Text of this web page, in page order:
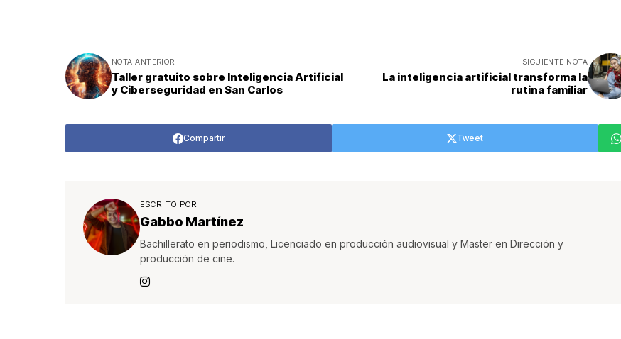
NOTA ANTERIOR
Taller gratuito sobre Inteligencia Artificial
y Ciberseguridad en San Carlos
SIGUIENTE NOTA
La inteligencia artificial transforma la
rutina familiar
Compartir Tweet
ESCRITO POR
Gabbo Martínez
Bachillerato en periodismo, Licenciado en producción audiovisual y Master en Dirección y
producción de cine.